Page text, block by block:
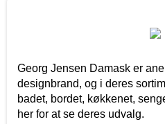
Georg Jensen Damask er
designbrand, og i deres
badet, bordet, køkkenet,
her for at se deres udvalg.